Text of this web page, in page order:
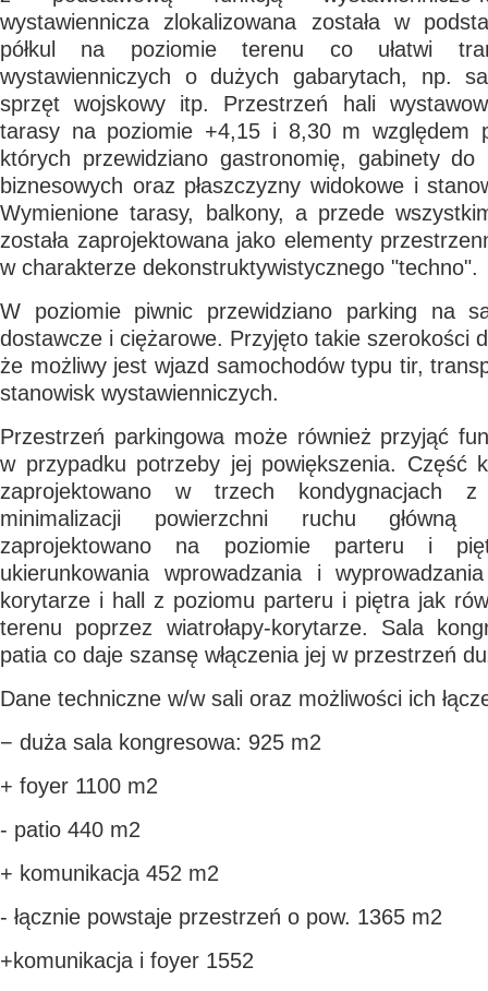
wystawiennicza zlokalizowana została w
półkul na poziomie terenu co ułatwi
wystawienniczych o dużych gabarytach, np.
sprzęt wojskowy itp. Przestrzeń hali
tarasy na poziomie +4,15 i 8,30 m względem
których przewidziano gastronomię, gabinety
biznesowych oraz płaszczyzny widokowe i
Wymienione tarasy, balkony, a przede
została zaprojektowana jako elementy
w charakterze dekonstruktywistycznego "techno".
W poziomie piwnic przewidziano parking na
dostawcze i ciężarowe. Przyjęto takie szerokości
że możliwy jest wjazd samochodów typu tir,
stanowisk wystawienniczych.
Przestrzeń parkingowa może również przyjąć
w przypadku potrzeby jej powiększenia. Część
zaprojektowano w trzech kondygnacjach
minimalizacji powierzchni ruchu główną
zaprojektowano na poziomie parteru i
ukierunkowania wprowadzania i
korytarze i hall z poziomu parteru i piętra jak
terenu poprzez wiatrołapy-korytarze. Sala
patia co daje szansę włączenia jej w przestrzeń
Dane techniczne w/w sali oraz możliwości ich
− duża sala kongresowa: 925 m2
+ foyer 1100 m2
- patio 440 m2
+ komunikacja 452 m2
- łącznie powstaje przestrzeń o pow. 1365 m2
+komunikacja i foyer 1552